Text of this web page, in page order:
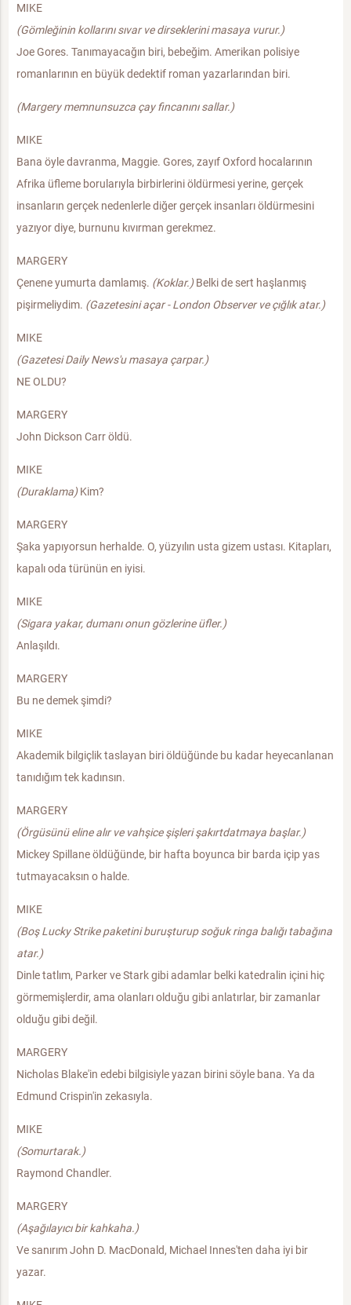
MIKE
(Gömleğinin kollarını sıvar ve dirseklerini masaya vurur.)
Joe Gores. Tanımayacağın biri, bebeğim. Amerikan polisiye
romanlarının en büyük dedektif roman yazarlarından biri.
(Margery memnunsuzca çay fincanını sallar.)
MIKE
Bana öyle davranma, Maggie. Gores, zayıf Oxford hocalarının
Afrika üfleme borularıyla birbirlerini öldürmesi yerine, gerçek
insanların gerçek nedenlerle diğer gerçek insanları öldürmesini
yazıyor diye, burnunu kıvırman gerekmez.
MARGERY
Çenene yumurta damlamış. (Koklar.)Belki de sert haşlanmış
pişirmeliydim. (Gazetesini açar - London Observer ve çığlık atar.)
MIKE
(Gazetesi Daily News'u masaya çarpar.)
NE OLDU?
MARGERY
John Dickson Carr öldü.
MIKE
(Duraklama)Kim?
MARGERY
Şaka yapıyorsun herhalde. O, yüzyılın usta gizem ustası. Kitapları,
kapalı oda türünün en iyisi.
MIKE
(Sigara yakar, dumanı onun gözlerine üfler.)
Anlaşıldı.
MARGERY
Bu ne demek şimdi?
MIKE
Akademik bilgiçlik taslayan biri öldüğünde bu kadar heyecanlanan
tanıdığım tek kadınsın.
MARGERY
(Örgüsünü eline alır ve vahşice şişleri şakırtdatmaya başlar.)
Mickey Spillane öldüğünde, bir hafta boyunca bir barda içip yas
tutmayacaksın o halde.
MIKE
(Boş Lucky Strike paketini buruşturup soğuk ringa balığı tabağına
atar.)
Dinle tatlım, Parker ve Stark gibi adamlar belki katedralin içini hiç
görmemişlerdir, ama olanları olduğu gibi anlatırlar, bir zamanlar
olduğu gibi değil.
MARGERY
Nicholas Blake'in edebi bilgisiyle yazan birini söyle bana. Ya da
Edmund Crispin'in zekasıyla.
MIKE
(Somurtarak.)
Raymond Chandler.
MARGERY
(Aşağılayıcı bir kahkaha.)
Ve sanırım John D. MacDonald, Michael Innes'ten daha iyi bir
yazar.